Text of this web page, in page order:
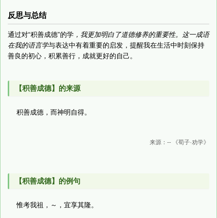
反思与总结
通过对“积善成德”的学 ，我更加明白了道德修养的重要性。这一成语
在我的语言学与表达中有着重要的启发，提醒我在生活中时刻保持
善良的初心，积累善行，成就更好的自己。
【积善成德】的来源
积善成德，而神明自得。
来源：-- 《荀子·劝学》
【积善成德】的例句
惟考我祖，～，宜享其隆。